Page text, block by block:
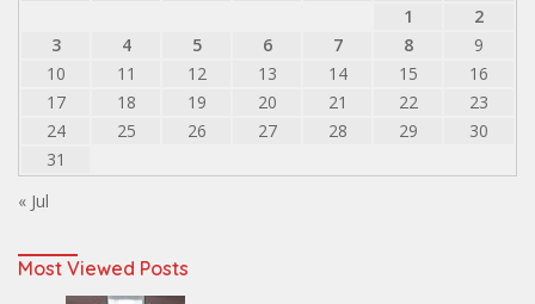
1
2
3
4 5 6 7 8
9
10
11 12 13 14 15
16
17
18 19 20 21 22
23
24
25 26 27 28 29
30
31
« Jul
Most Viewed Posts